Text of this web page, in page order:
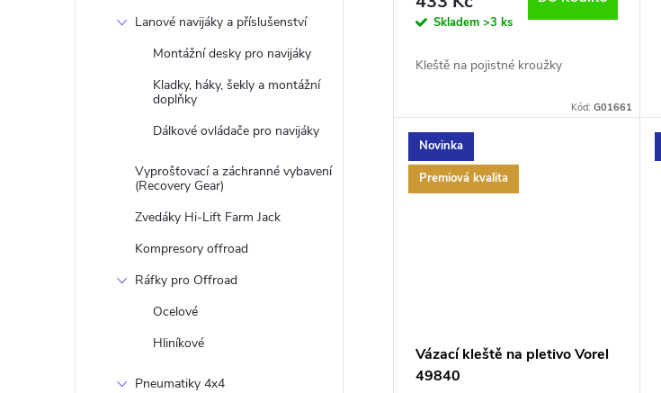
Lanové navijáky a příslušenství
Montážní desky pro navijáky
Kladky, háky, šekly a montážní
doplňky
Dálkové ovládače pro navijáky
Vyprošťovací a záchranné vybavení
(Recovery Gear)
Zvedáky Hi-Lift Farm Jack
Kompresory offroad
Ráfky pro Offroad
Ocelové
Hliníkové
Pneumatiky 4x4
Skladem >3 ks
Kleště na pojistné kroužky
Kód:G01661
Novinka
Premiová kvalita
Vázací kleště na pletivo Vorel
49840